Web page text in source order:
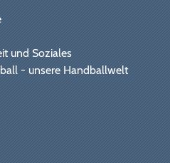
und Soziales
- unsere Handballwelt